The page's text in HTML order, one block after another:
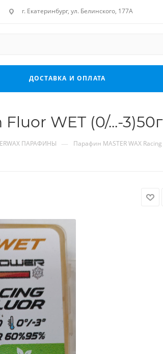
г. Екатеринбург, ул. Белинского, 177А
ДОСТАВКА И ОПЛАТА
WET (0/...-
ПАРАФИНЫ — Парафин MASTER WAX